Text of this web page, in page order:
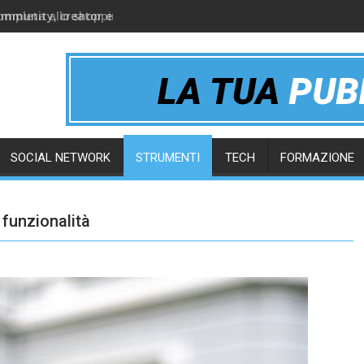
creator e gruppi online
SOCIAL NETWORK STRUMENTI TECH FORMAZIONE